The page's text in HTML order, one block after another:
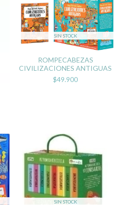
SIN STOCK
ROMPECABEZAS
CIVILIZACIONES ANTIGUAS
$49.900
SIN STOCK